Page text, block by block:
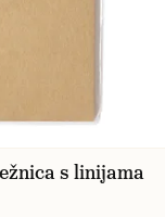
s linijama